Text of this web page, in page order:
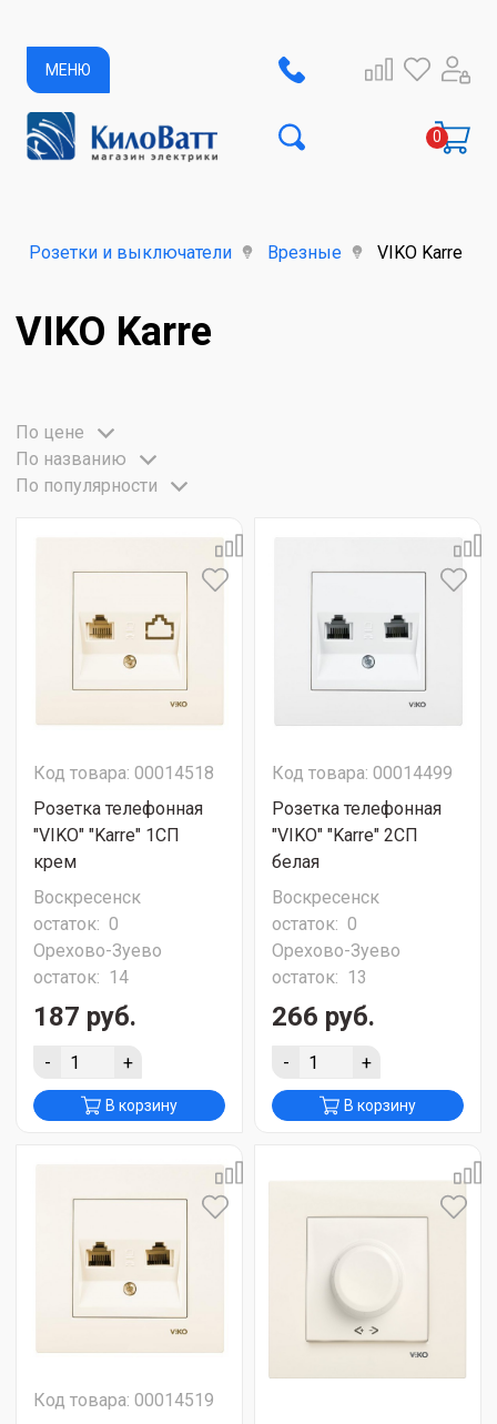
МЕНЮ
Розетки и выключатели Врезные VIKO Karre
VIKO Karre
По цене
По названию
По популярности
Код товара: 00014518
Розетка телефонная
"VIKO" "Karre" 1СП
крем
Воскресенск
остаток: 0
Орехово-Зуево
остаток: 14
187 руб.
- +
В корзину
Код товара: 00014499
Розетка телефонная
"VIKO" "Karre" 2СП
белая
Воскресенск
остаток: 0
Орехово-Зуево
остаток: 13
266 руб.
- +
В корзину
Код товара: 00014519